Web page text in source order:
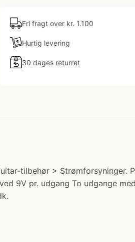
Fri fragt over kr. 1.100
Hurtig levering
30 dages returret
tilbehør > Strømforsyninger.
9V pr. udgang To udgange